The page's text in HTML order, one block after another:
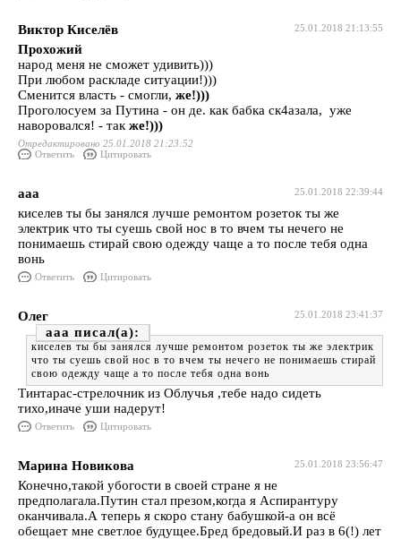
25.01.2018 21:13:55
Виктор Киселёв
Прохожий
народ меня не сможет удивить)))
При любом раскладе ситуации!)))
Сменится власть - смогли, же!)))
Проголосуем за Путина - он де. как бабка ск4азала, уже
наворовался! - так же!)))
Отредактировано 25.01.2018 21:23:52
Ответить
Цитировать
25.01.2018 22:39:44
ааа
киселев ты бы занялся лучше ремонтом розеток ты же
электрик что ты суешь свой нос в то вчем ты нечего не
понимаешь стирай свою одежду чаще а то после тебя одна
вонь
Ответить Цитировать
25.01.2018 23:41:37
Олег
ааа
киселев ты бы занялся лучше ремонтом розеток ты же электрик
что ты суешь свой нос в то вчем ты нечего не понимаешь стирай
свою одежду чаще а то после тебя одна вонь
Тинтарас-стрелочник из Облучья ,тебе надо сидеть
тихо,иначе уши надерут!
Ответить Цитировать
25.01.2018 23:56:47
Марина Новикова
Конечно,такой убогости в своей стране я не
предполагала.Путин стал презом,когда я Аспирантуру
оканчивала.А теперь я скоро стану бабушкой-а он всё
обещает мне светлое будущее.Бред бредовый.И раз в 6(!) лет